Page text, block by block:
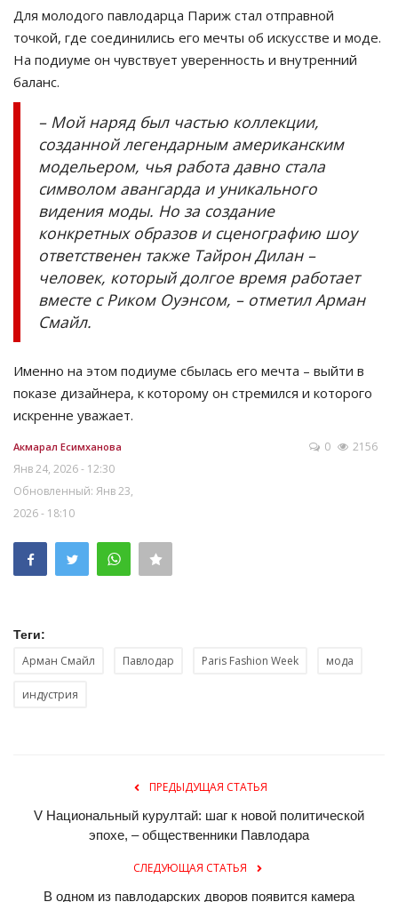
Для молодого павлодарца Париж стал отправной
точкой, где соединились его мечты об искусстве и моде.
На подиуме он чувствует уверенность и внутренний
баланс.
– Мой наряд был частью коллекции,
созданной легендарным американским
модельером, чья работа давно стала
символом авангарда и уникального
видения моды. Но за создание
конкретных образов и сценографию шоу
ответственен также Тайрон Дилан –
человек, который долгое время работает
вместе с Риком Оуэнсом, – отметил Арман
Смайл.
Именно на этом подиуме сбылась его мечта – выйти в
показе дизайнера, к которому он стремился и которого
искренне уважает.
Акмарал Есимханова
Янв 24, 2026 - 12:30
Обновленный: Янв 23,
2026 - 18:10
0 2156
Теги:
Арман Смайл Павлодар Paris Fashion Week мода
индустрия
ПРЕДЫДУЩАЯ СТАТЬЯ
V Национальный курултай: шаг к новой политической
эпохе, – общественники Павлодара
СЛЕДУЮЩАЯ СТАТЬЯ
В одном из павлодарских дворов появится камера